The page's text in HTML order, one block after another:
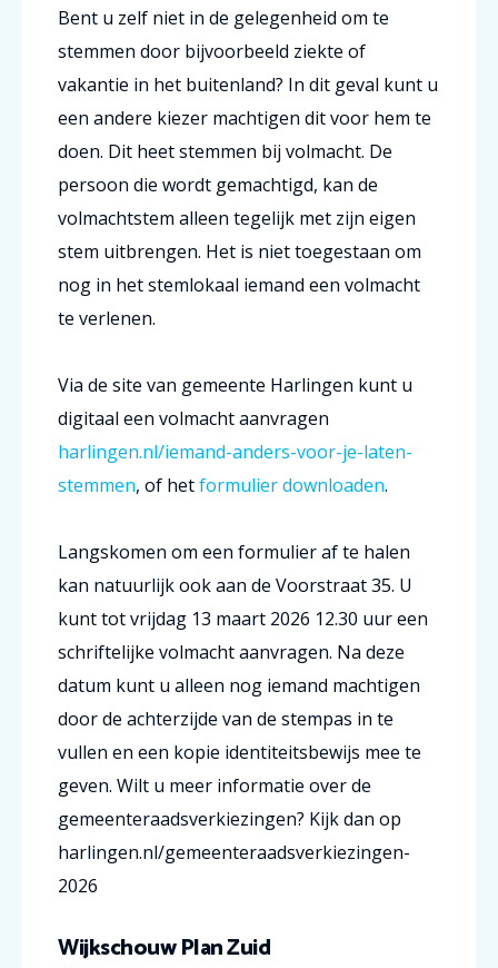
Bent u zelf niet in de gelegenheid om te
stemmen door bijvoorbeeld ziekte of
vakantie in het buitenland? In dit geval kunt u
een andere kiezer machtigen dit voor hem te
doen. Dit heet stemmen bij volmacht. De
persoon die wordt gemachtigd, kan de
volmachtstem alleen tegelijk met zijn eigen
stem uitbrengen. Het is niet toegestaan om
nog in het stemlokaal iemand een volmacht
te verlenen.
Via de site van gemeente Harlingen kunt u
digitaal een volmacht aanvragen
harlingen.nl/iemand-anders-voor-je-laten-
stemmen, of hetformulier downloaden.
Langskomen om een formulier af te halen
kan natuurlijk ook aan de Voorstraat 35. U
kunt tot vrijdag 13 maart 2026 12.30 uur een
schriftelijke volmacht aanvragen. Na deze
datum kunt u alleen nog iemand machtigen
door de achterzijde van de stempas in te
vullen en een kopie identiteitsbewijs mee te
geven. Wilt u meer informatie over de
gemeenteraadsverkiezingen? Kijk dan op
harlingen.nl/gemeenteraadsverkiezingen-
2026
Wijkschouw Plan Zuid